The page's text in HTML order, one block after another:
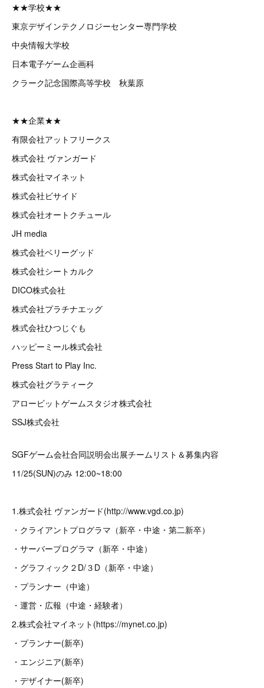
★★学校★★
東京デザインテクノロジーセンター専門学校
中央情報大学校
日本電子ゲーム企画科
クラーク記念国際高等学校 秋葉原
★★企業★★
有限会社アットフリークス
株式会社 ヴァンガード
株式会社マイネット
株式会社ビサイド
株式会社オートクチュール
JH media
株式会社ベリーグッド
株式会社シートカルク
DICO株式会社
株式会社プラチナエッグ
株式会社ひつじぐも
ハッピーミール株式会社
Press Start to Play Inc.
株式会社グラティーク
アロービットゲームスタジオ株式会社
SSJ株式会社
SGFゲーム会社合同説明会出展チームリスト＆募集内容
11/25(SUN)のみ 12:00~18:00
1.株式会社 ヴァンガード(http://www.vgd.co.jp)
・クライアントプログラマ（新卒・中途・第二新卒）
・サーバープログラマ（新卒・中途）
・グラフィック２D/３D（新卒・中途）
・プランナー（中途）
・運営・広報（中途・経験者）
2.株式会社マイネット(https://mynet.co.jp)
・プランナー(新卒)
・エンジニア(新卒)
・デザイナー(新卒)